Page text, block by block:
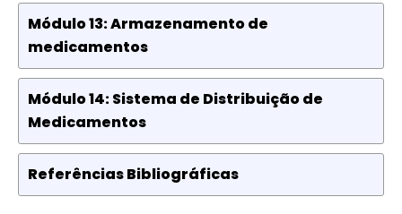
Módulo 13: Armazenamento de
medicamentos
Módulo 14: Sistema de Distribuição de
Medicamentos
Referências Bibliográficas